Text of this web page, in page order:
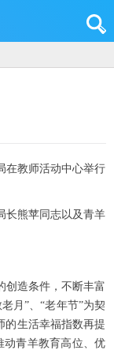
在教师活动中心举行
长熊苹同志以及青羊
创造条件，不断丰富
月”、“老年节”为契
的生活幸福指数再提
动青羊教育高位、优